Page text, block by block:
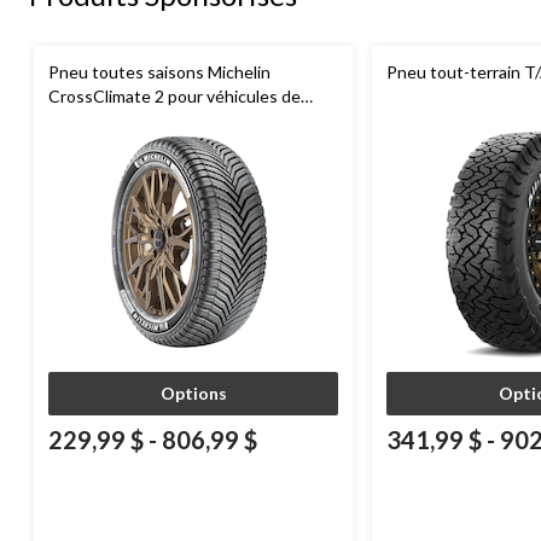
Pneu toutes saisons Michelin
CrossClimate 2 pour véhicules de
Options
229,99 $ - 806,99 $
Pneu tout-terrain
341,99 $ -